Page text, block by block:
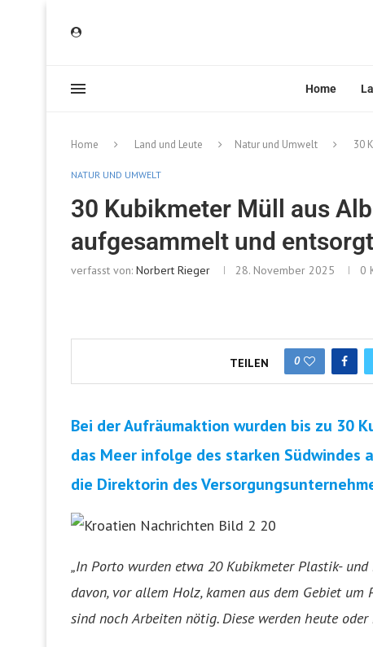
Home
Home Land und Leute Natur und Umwelt 30
NATUR UND UMWELT
30 Kubikmeter Müll aus
aufgesammelt und
verfasst von: Norbert Rieger 28. November 2025 0
TEILEN 0
Bei der Aufräumaktion wurden bis zu 30
das Meer infolge des starken
die Direktorin des
„In Porto wurden etwa 20 Kubikmeter Plastik-
davon, vor allem Holz, kamen aus dem Gebiet
sind noch Arbeiten nötig. Diese werden heute